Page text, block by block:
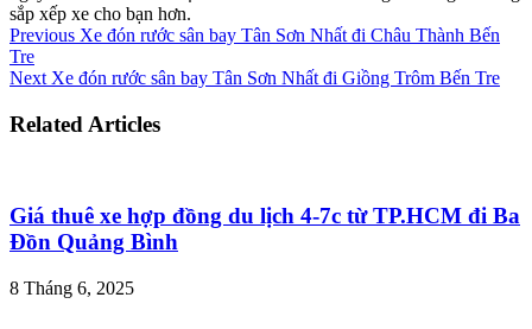
sắp xếp xe cho bạn hơn.
Previous Xe đón rước sân bay Tân Sơn Nhất đi Châu Thành Bến
Tre
Next Xe đón rước sân bay Tân Sơn Nhất đi Giồng Trôm Bến Tre
Related Articles
Giá thuê xe hợp đồng du lịch 4-7c từ TP.HCM đi Ba
Đồn Quảng Bình
8 Tháng 6, 2025